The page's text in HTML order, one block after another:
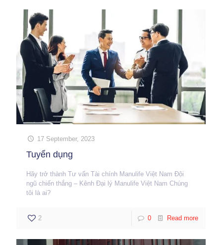
17 September, 2023
Tuyển dụng
Hãy trở thành Tư vấn Tài chính Manulife Việt Nam Đội
ngũ chiến thắng – Kênh Đại lý Manulife Việt Nam Chúng
tôi là ai?
2 0 Read more